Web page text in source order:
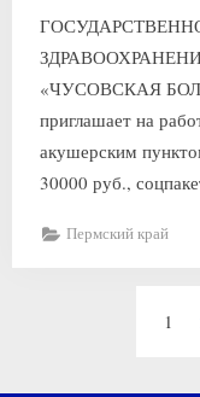
«ЧУСОВСКАЯ
приглашает на
акушерским
30000 руб.,
Пермский край
1